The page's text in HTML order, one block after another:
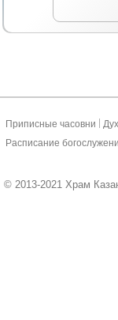
Приписные часовни
Расписание
© 2013-2021 Храм